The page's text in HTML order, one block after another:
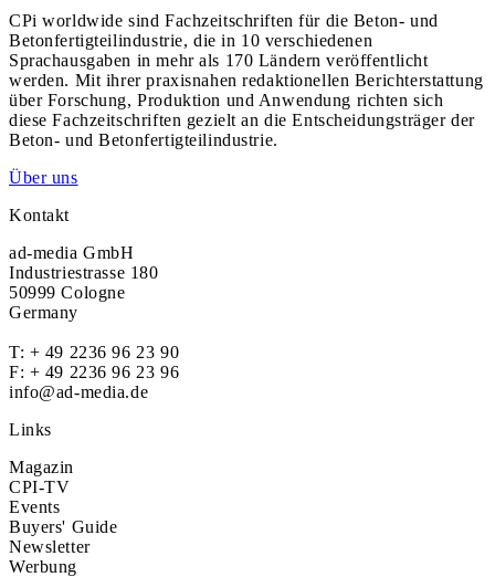
CPi worldwide sind Fachzeitschriften für die Beton- und
Betonfertigteilindustrie, die in 10 verschiedenen
Sprachausgaben in mehr als 170 Ländern veröffentlicht
werden. Mit ihrer praxisnahen redaktionellen Berichterstattung
über Forschung, Produktion und Anwendung richten sich
diese Fachzeitschriften gezielt an die Entscheidungsträger der
Beton- und Betonfertigteilindustrie.
Über uns
Kontakt
ad-media GmbH
Industriestrasse 180
50999 Cologne
Germany
T: + 49 2236 96 23 90
F: + 49 2236 96 23 96
info@ad-media.de
Links
Magazin
CPI-TV
Events
Buyers' Guide
Newsletter
Werbung